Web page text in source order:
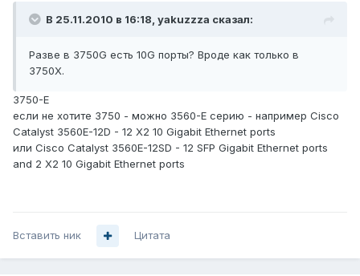
В 25.11.2010 в 16:18, yakuzzza сказал:
Разве в 3750G есть 10G порты? Вроде как только в
3750X.
3750-E
если не хотите 3750 - можно 3560-E серию - например Cisco
Catalyst 3560E-12D - 12 X2 10 Gigabit Ethernet ports
или Cisco Catalyst 3560E-12SD - 12 SFP Gigabit Ethernet ports
and 2 X2 10 Gigabit Ethernet ports
Вставить ник Цитата